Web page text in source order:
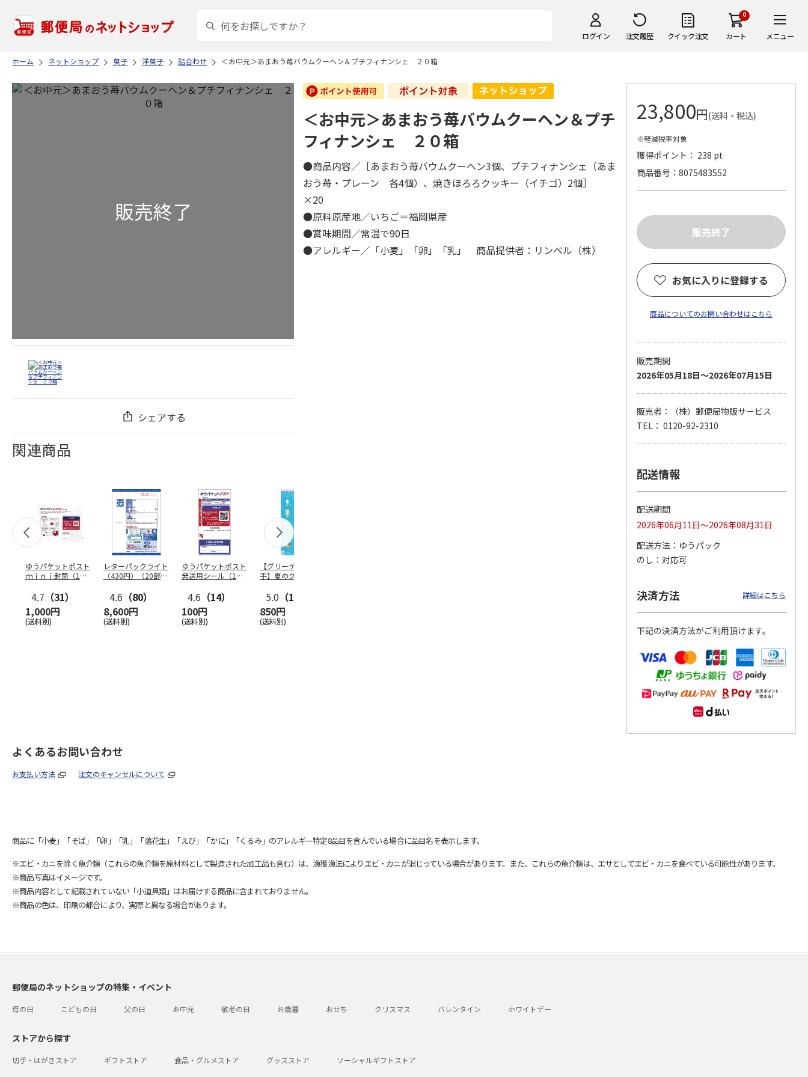
ログイン 注文履歴 クイック注文
0
カート メニュー
ホーム ネットショップ 菓子 洋菓子 詰合わせ ＜お中元＞あまおう苺バウムクーヘン＆プチフィナンシェ ２０箱
シェアする
関連商品
ゆうパケットポスト
ｍｉｎｉ封筒（1個
4.7 （31）
1,000円
(送料別)
レターパックライト
（430円）（20部セ
4.6 （80）
8,600円
(送料別)
ゆうパケットポスト
発送用シール（1個
4.6 （14）
100円
(送料別)
【グリーティング切
手】夏のグリーティ
5.0 （10）
850円
(送料別)
【グリーティング切
円…
4.8（11）
5,500円
4.6（7）
11,000円
＜お中元＞あまおう苺バウムクーヘン＆プチ
フィナンシェ ２０箱
●商品内容／［あまおう苺バウムクーヘン3個、プチフィナンシェ（あま
おう苺・プレーン 各4個）、焼きほろろクッキー（イチゴ）2個］
×20
●原料原産地／いちご＝福岡県産
●賞味期間／常温で90日
●アレルギー／「小麦」「卵」「乳」 商品提供者：リンベル（株）
23,800円(送料・税込)
※軽減税率対象
獲得ポイント： 238 pt
商品番号
8075483552
お気に入りに登録する
商品についてのお問い合わせはこちら
販売期間
2026年05月18日～2026年07月15日
販売者：（株）郵便局物販サービス
TEL： 0120-92-2310
配送情報
配送期間
2026年06月11日～2026年08月31日
配送方法
ゆうパック
のし
対応可
決済方法 詳細はこちら
下記の決済方法がご利用頂けます。
よくあるお問い合わせ
お支払い方法 注文のキャンセルについて
商品に「小麦」「そば」「卵」「乳」「落花生」「えび」「かに」「くるみ」のアレルギー特定8品目を含んでいる場合に品目名を表示します。
※エビ・カニを除く魚介類（これらの魚介類を原材料として製造された加工品も含む）は、漁獲漁法によりエビ・カニが混じっている場合があります。また、これらの魚介類は、エサとしてエビ・カニを食べている可能性があります。
※商品写真はイメージです。
※商品内容として記載されていない「小道具類」はお届けする商品に含まれておりません。
※商品の色は、印刷の都合により、実際と異なる場合があります。
郵便局のネットショップの特集・イベント
母の日 こどもの日 父の日 お中元 敬老の日 お歳暮 おせち クリスマス バレンタイン ホワイトデー
ストアから探す
切手・はがきストア ギフトストア 食品・グルメストア グッズストア ソーシャルギフトストア